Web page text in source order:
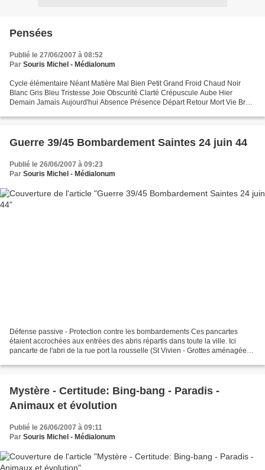
Pensées
Publié le 27/06/2007 à 08:52
Par Souris Michel - Médialonum
Cycle élémentaire Néant Matière Mal Bien Petit Grand Froid Chaud Noir
Blanc Gris Bleu Tristesse Joie Obscurité Clarté Crépuscule Aube Hier
Demain Jamais Aujourd'hui Absence Présence Départ Retour Mort Vie Bruit
Guerre 39/45 Bombardement Saintes 24 juin 44
Publié le 26/06/2007 à 09:23
Par Souris Michel - Médialonum
Défense passive - Protection contre les bombardements Ces pancartes
étaient accrochées aux entrèes des abris répartis dans toute la ville. Ici
pancarte de l'abri de la rue port la rousselle (St Vivien - Grottes aménagées
Mystère - Certitude: Bing-bang - Paradis -
Animaux et évolution
Publié le 26/06/2007 à 09:11
Par Souris Michel - Médialonum